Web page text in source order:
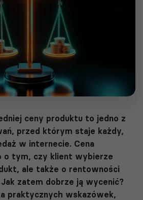
ceny produktu to jedno z
przed którym staje każdy,
w internecie. Cena
o tym, czy klient wybierze
ale także o rentowności
zatem dobrze ją wycenić?
praktycznych wskazówek,